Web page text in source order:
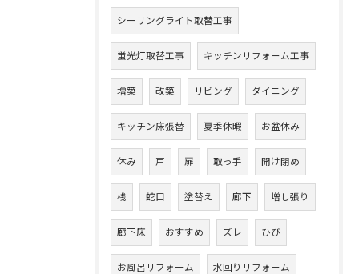
シーリングライト取替工事
蛍光灯取替工事 キッチンリフォーム工事
増築 改築 リビング ダイニング
キッチン床張替 夏季休暇 お盆休み
休み 戸 扉 取っ手 開け閉め
桟 蛇口 塗替え 廊下 増し張り
廊下床 おすすめ ズレ ひび
お風呂リフォーム 水回りリフォーム